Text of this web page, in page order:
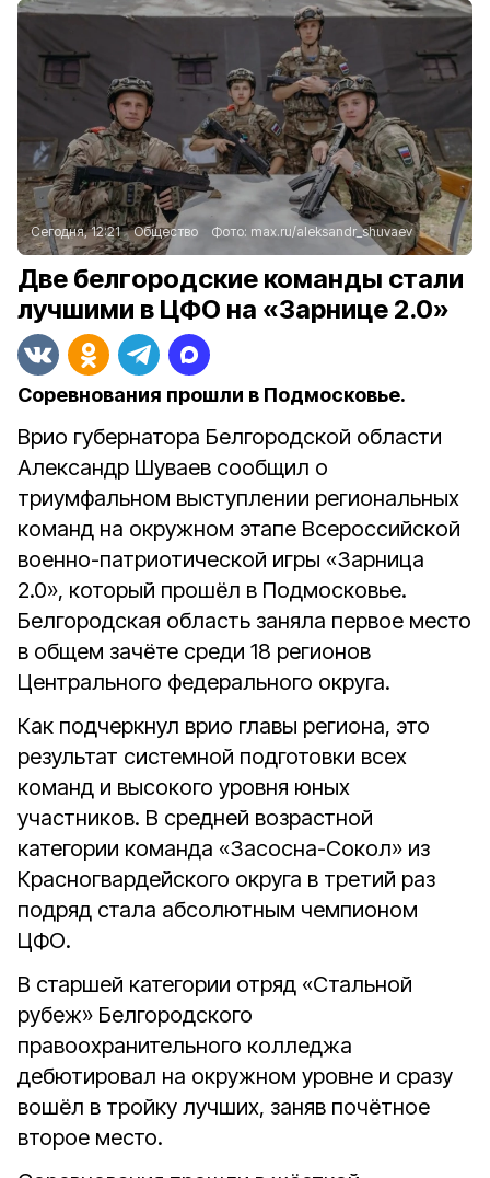
Сегодня, 12:21 Общество Фото: max.ru/aleksandr_shuvaev
Две белгородские команды стали
лучшими в ЦФО на «Зарнице 2.0»
Соревнования прошли в Подмосковье.
Врио губернатора Белгородской области
Александр Шуваев сообщил о
триумфальном выступлении региональных
команд на окружном этапе Всероссийской
военно-патриотической игры «Зарница
2.0», который прошёл в Подмосковье.
Белгородская область заняла первое место
в общем зачёте среди 18 регионов
Центрального федерального округа.
Как подчеркнул врио главы региона, это
результат системной подготовки всех
команд и высокого уровня юных
участников. В средней возрастной
категории команда «Засосна-Сокол» из
Красногвардейского округа в третий раз
подряд стала абсолютным чемпионом
ЦФО.
В старшей категории отряд «Стальной
рубеж» Белгородского
правоохранительного колледжа
дебютировал на окружном уровне и сразу
вошёл в тройку лучших, заняв почётное
второе место.